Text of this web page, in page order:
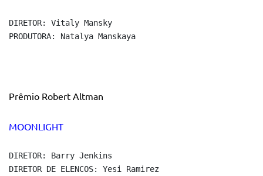
DIRETOR: Vitaly Mansky
PRODUTORA: Natalya Manskaya
Prêmio Robert Altman
MOONLIGHT
DIRETOR: Barry Jenkins
DIRETOR DE ELENCOS: Yesi Ramirez